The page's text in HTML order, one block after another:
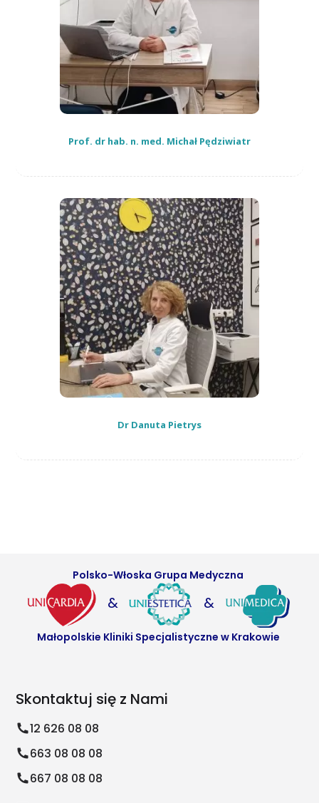
Prof. dr hab. n. med. Michał Pędziwiatr
Dr Danuta Pietrys
Polsko-Włoska Grupa Medyczna
& &
Małopolskie Kliniki Specjalistyczne w Krakowie
Skontaktuj się z Nami
12 626 08 08
663 08 08 08
667 08 08 08